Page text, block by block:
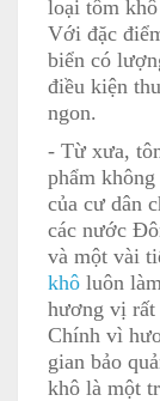
loại tôm
Với đặc
biển có
điều kiện
ngon.
- Từ xưa,
phẩm
của cư dân
các nước
và một vài
khô luôn
hương vị rất
Chính vì
gian bảo
khô là một